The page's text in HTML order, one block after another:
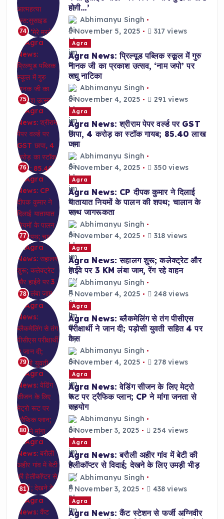
74
होगी…’
Abhimanyu Singh
November 5, 2025
317 views
75
Agra
Agra News: प्रिल्यूड पब्लिक स्कूल में गुरु
नानक जी का प्रकाश उत्सव, ‘नाम जपो’ पर
लघु नाटिका
Abhimanyu Singh
November 4, 2025
291 views
76
Agra
Agra News: श्रीराम पेपर वर्ल्ड पर GST
छापा, 4 करोड़ का स्टॉक गायब; 85.40 लाख
जमा
Abhimanyu Singh
November 4, 2025
350 views
77
Agra
Agra News: CP दीपक कुमार ने दिलाई
यातायात नियमों के पालन की शपथ; चालान के
साथ जागरूकता
Abhimanyu Singh
November 4, 2025
318 views
78
Agra
Agra News: सहालग शुरू; कलेक्ट्रेट और
हाईवे पर 3 KM लंबा जाम, रेंग रहे वाहन
Abhimanyu Singh
November 4, 2025
248 views
79
Agra
Agra News: ब्लैकमेलिंग से तंग पीसीएस
परीक्षार्थी ने जान दी; पड़ोसी युवती सहित 4 पर
केस
Abhimanyu Singh
November 4, 2025
278 views
80
Agra
Agra News: वेडिंग सीजन के लिए मेट्रो
रूट पर ट्रैफिक प्लान; CP ने मांगा जनता से
सहयोग
Abhimanyu Singh
November 3, 2025
254 views
81
Agra
Agra News: बरौली अहीर गांव में बेटी की
हेलीकॉप्टर से विदाई; देखने के लिए उमड़ी भीड़
Abhimanyu Singh
November 3, 2025
438 views
Agra
Agra News: कैंट स्टेशन से फर्जी अग्निवीर